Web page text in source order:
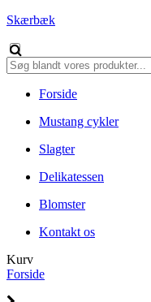
Skærbæk
Forside
Mustang cykler
Slagter
Delikatessen
Blomster
Kontakt os
Kurv
Forside